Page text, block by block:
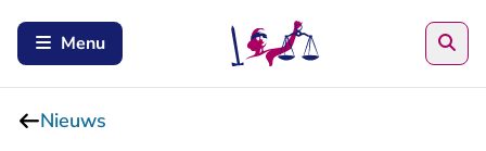
Menu
Nieuws